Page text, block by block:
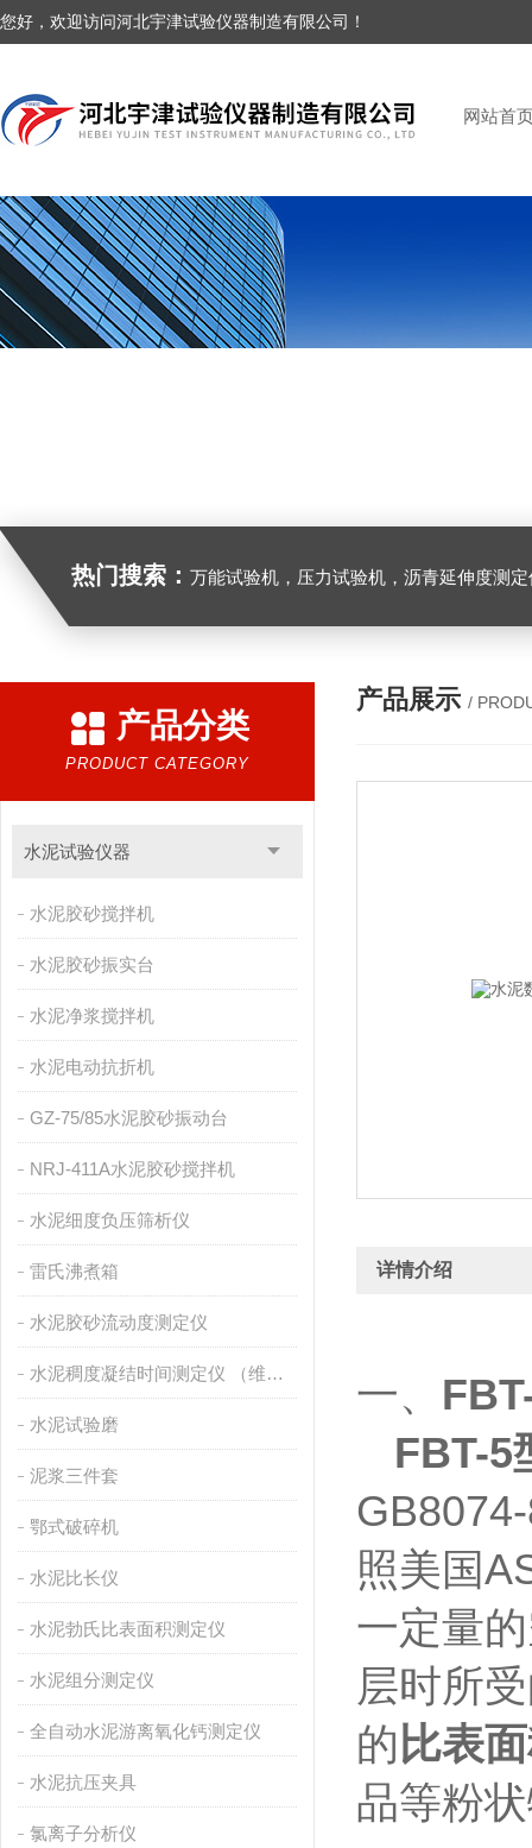
您好，欢迎访问河北宇津试验仪器制造有限公司！
网站首
热门搜索： 万能试验机，压力试验机，沥青延伸度测定仪，沥青混合料拌合机，全自动沥青混合料离心式抽提仪，马歇尔电动
产品分类
PRODUCT CATEGORY
水泥试验仪器
水泥胶砂搅拌机
水泥胶砂振实台
水泥净浆搅拌机
水泥电动抗折机
GZ-75/85水泥胶砂振动台
NRJ-411A水泥胶砂搅拌机
水泥细度负压筛析仪
雷氏沸煮箱
水泥胶砂流动度测定仪
水泥稠度凝结时间测定仪 （维卡仪）
水泥试验磨
泥浆三件套
鄂式破碎机
水泥比长仪
水泥勃氏比表面积测定仪
水泥组分测定仪
全自动水泥游离氧化钙测定仪
水泥抗压夹具
氯离子分析仪
产品展示 /
详情介绍
一、
FBT-5
照美国
一定量
层时所
的 比表
品等粉